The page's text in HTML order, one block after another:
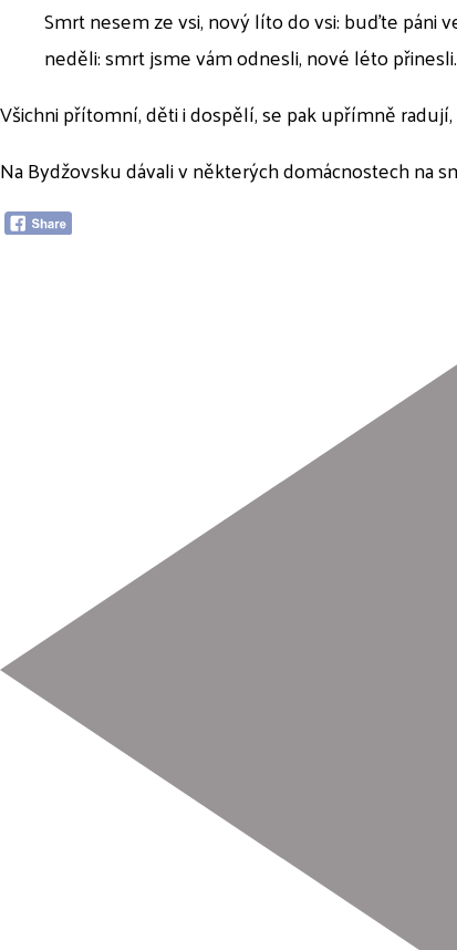
Smrt nesem ze vsi, nový líto do vsi: buďte páni
neděli: smrt jsme vám odnesli, nové léto
Všichni přítomní, děti i dospělí, se pak upřímně
Na Bydžovsku dávali v některých domácnostech na